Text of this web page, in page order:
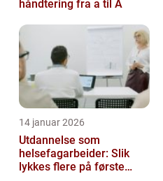
håndtering fra a til Å
14 januar 2026
Utdannelse som
helsefagarbeider: Slik
lykkes flere på første